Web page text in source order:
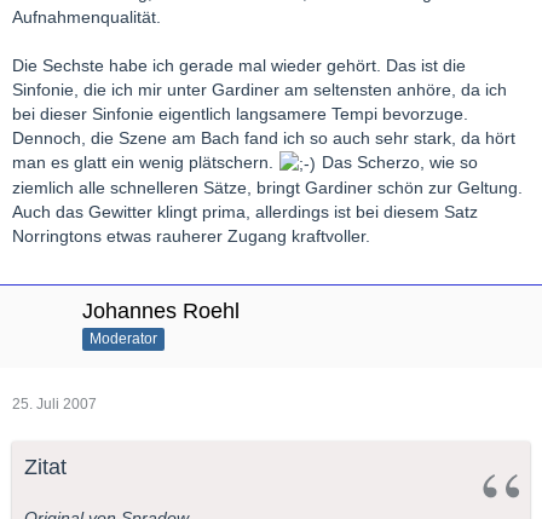
Aufnahmenqualität.
Die Sechste habe ich gerade mal wieder gehört. Das ist die
Sinfonie, die ich mir unter Gardiner am seltensten anhöre, da ich
bei dieser Sinfonie eigentlich langsamere Tempi bevorzuge.
Dennoch, die Szene am Bach fand ich so auch sehr stark, da hört
man es glatt ein wenig plätschern.
Das Scherzo, wie so
ziemlich alle schnelleren Sätze, bringt Gardiner schön zur Geltung.
Auch das Gewitter klingt prima, allerdings ist bei diesem Satz
Norringtons etwas rauherer Zugang kraftvoller.
Johannes Roehl
Moderator
25. Juli 2007
Zitat